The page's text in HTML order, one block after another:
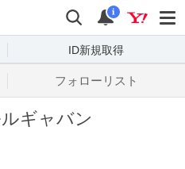
検索
通知
i
ID新規取得
フォローリスト
ギャバン